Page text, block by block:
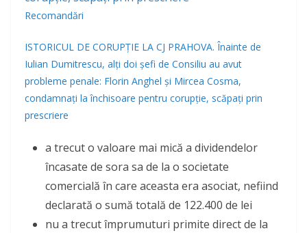
Recomandări
ISTORICUL DE CORUPȚIE LA CJ PRAHOVA. Înainte de
Iulian Dumitrescu, alți doi șefi de Consiliu au avut
probleme penale: Florin Anghel și Mircea Cosma,
condamnați la închisoare pentru corupție, scăpați prin
prescriere
a trecut o valoare mai mică a dividendelor
încasate de sora sa de la o societate
comercială în care aceasta era asociat, nefiind
declarată o sumă totală de 122.400 de lei
nu a trecut împrumuturi primite direct de la